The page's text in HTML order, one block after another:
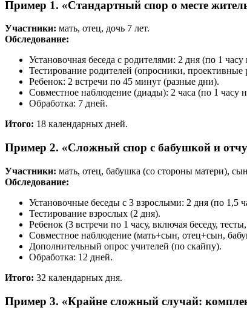
Пример 1. «Стандартный спор о месте
Участники: мать, отец, дочь 7 лет.
Обследование:
Установочная беседа с родителями: 2 дня (по 1
Тестирование родителей (опросники, проективные
Ребенок: 2 встречи по 45 минут (разные дни).
Совместное наблюдение (диады): 2 часа (по 1 часу
Обработка: 7 дней.
Итого: 18 календарных дней.
Пример 2. «Сложный спор с бабушкой и
Участники: мать, отец, бабушка (со стороны матери),
Обследование:
Установочные беседы с 3 взрослыми: 2 дня (по 1,5
Тестирование взрослых (2 дня).
Ребенок (3 встречи по 1 часу, включая беседу,
Совместное наблюдение (мать+сын, отец+сын,
Дополнительный опрос учителей (по скайпу).
Обработка: 12 дней.
Итого: 32 календарных дня.
Пример 3. «Крайне сложный случай: